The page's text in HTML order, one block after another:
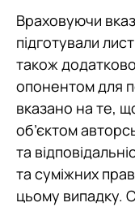
Враховуючи
підготували
також
опонентом для
вказано на те,
об’єктом
та
та суміжних
цьому випадку.